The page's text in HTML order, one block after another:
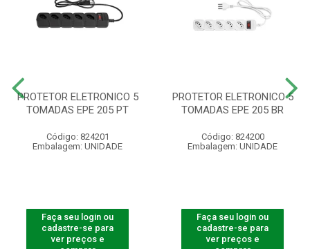
PROTETOR ELETRONICO 5
TOMADAS EPE 205 PT
Código: 824201
Embalagem: UNIDADE
Faça seu login ou
cadastre-se para
ver preços e
PROTETOR ELETRONICO 5
TOMADAS EPE 205 BR
Código: 824200
Embalagem: UNIDADE
Faça seu login ou
cadastre-se para
ver preços e